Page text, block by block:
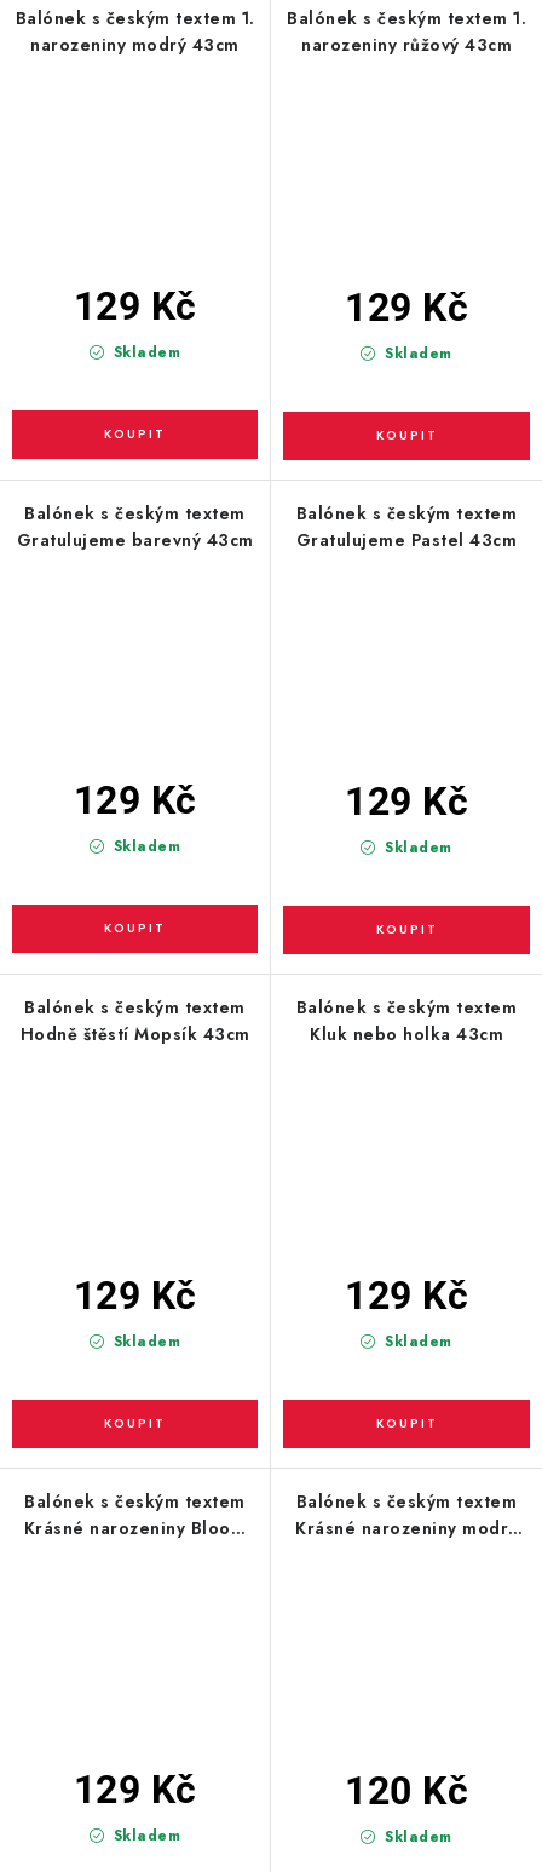
Balónek s českým textem 1.
narozeniny modrý 43cm
Skladem
129 Kč
Balónek s českým textem 1.
narozeniny růžový 43cm
Skladem
129 Kč
Balónek s českým textem
Gratulujeme barevný 43cm
Skladem
129 Kč
Balónek s českým textem
Gratulujeme Pastel 43cm
Skladem
129 Kč
Balónek s českým textem
Hodně štěstí Mopsík 43cm
Skladem
129 Kč
Balónek s českým textem
Kluk nebo holka 43cm
Skladem
129 Kč
Balónek s českým textem
Krásné narozeniny Bloom
Skladem
129 Kč
Balónek s českým textem
Krásné narozeniny modrý
Skladem
120 Kč